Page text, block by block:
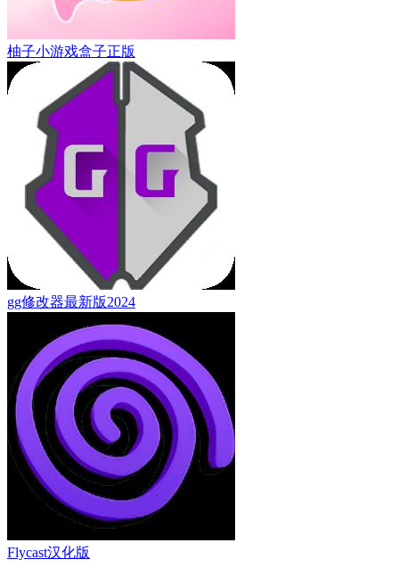
柚子小游戏盒子正版
gg修改器最新版2024
Flycast汉化版